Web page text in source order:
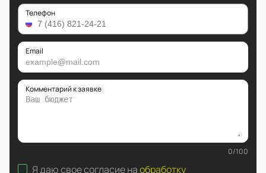
Телефон
Email
Комментарий к заявке
0/100
Я даю свое согласие наобработку